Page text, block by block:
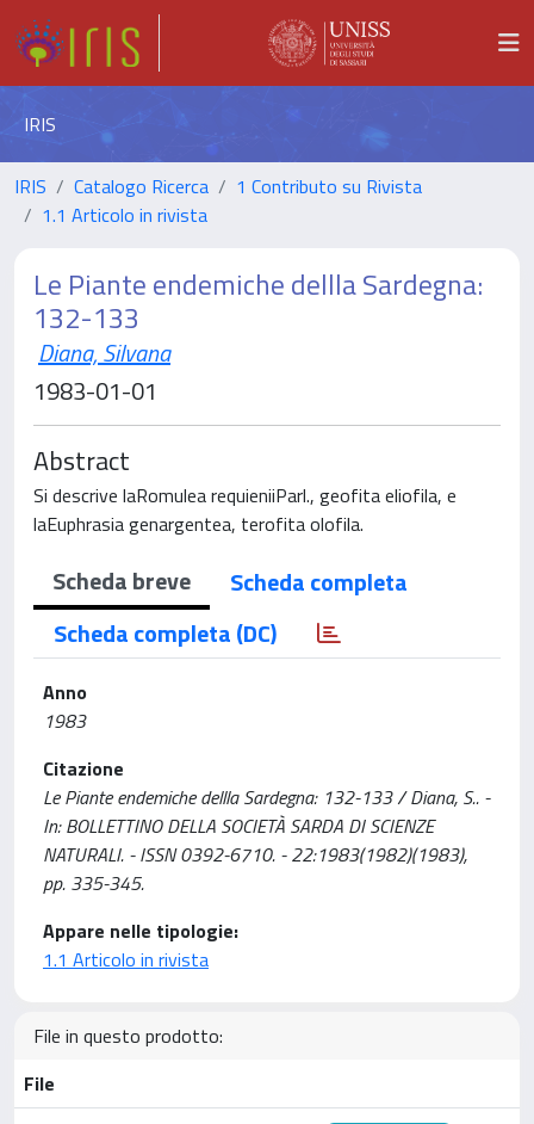
IRIS
IRIS Catalogo Ricerca
1 Contributo su Rivista
1.1 Articolo in rivista
Le Piante endemiche dellla Sardegna:
132-133
Diana, Silvana
1983-01-01
Abstract
Si descrive laRomulea requieniiParl., geofita eliofila, e
laEuphrasia genargentea, terofita olofila.
Scheda breve
Scheda completa
Scheda completa (DC)
Anno
1983
Citazione
Le Piante endemiche dellla Sardegna: 132-133 / Diana, S.. -
In: BOLLETTINO DELLA SOCIETÀ SARDA DI SCIENZE
NATURALI. - ISSN 0392-6710. - 22:1983(1982)(1983),
pp. 335-345.
Appare nelle tipologie:
1.1 Articolo in rivista
File in questo prodotto:
File